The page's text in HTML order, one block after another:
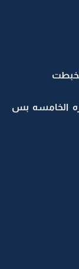
الخامسه بس